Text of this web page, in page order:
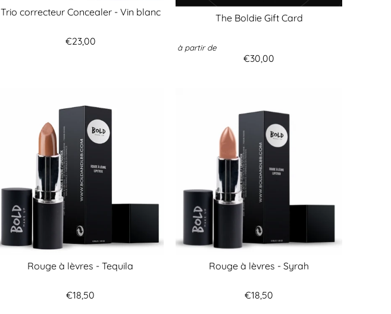
Trio correcteur Concealer - Vin blanc
€23,00
The Boldie Gift Card
à partir de
€30,00
Rouge à lèvres - Tequila
€18,50
Rouge à lèvres - Syrah
€18,50